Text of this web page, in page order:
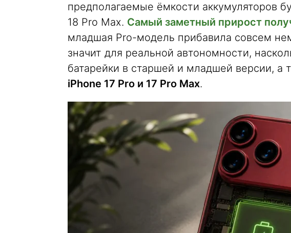
предполагаемые ёмкости аккумуляторов
18 Pro Max. Самый заметный прирост
младшая Pro-модель прибавила совсем
значит для реальной автономности,
батарейки в старшей и младшей версии, а
iPhone 17 Pro и 17 Pro Max.